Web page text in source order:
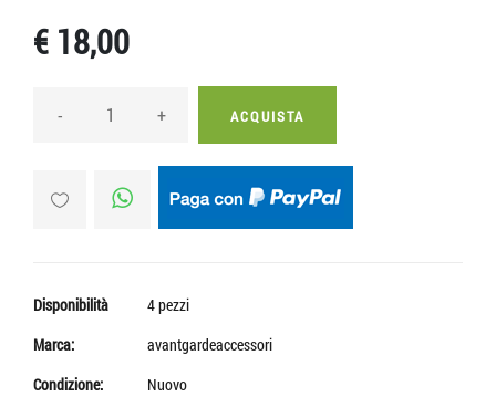
€ 18,00
- + ACQUISTA
Disponibilità
4 pezzi
Marca:
avantgardeaccessori
Condizione:
Nuovo